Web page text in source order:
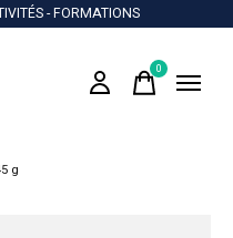
- FORMATIONS
0items
g